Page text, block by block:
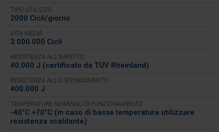
TIPO UTILIZZO
2000 Cicli/giorno
VITA MEDIA
3.000.000 Cicli
RESISTENZA ALL’IMPATTO
40.000 J (certificato da TÜV Rheinland)
RESISTENZA ALLO SFONDAMENTO
400.000 J
TEMPERATURE NOMINALI DI FUNZIONAMENTO
-40°C +70°C (in caso di basse temperature utilizzare
resistenza scaldante)